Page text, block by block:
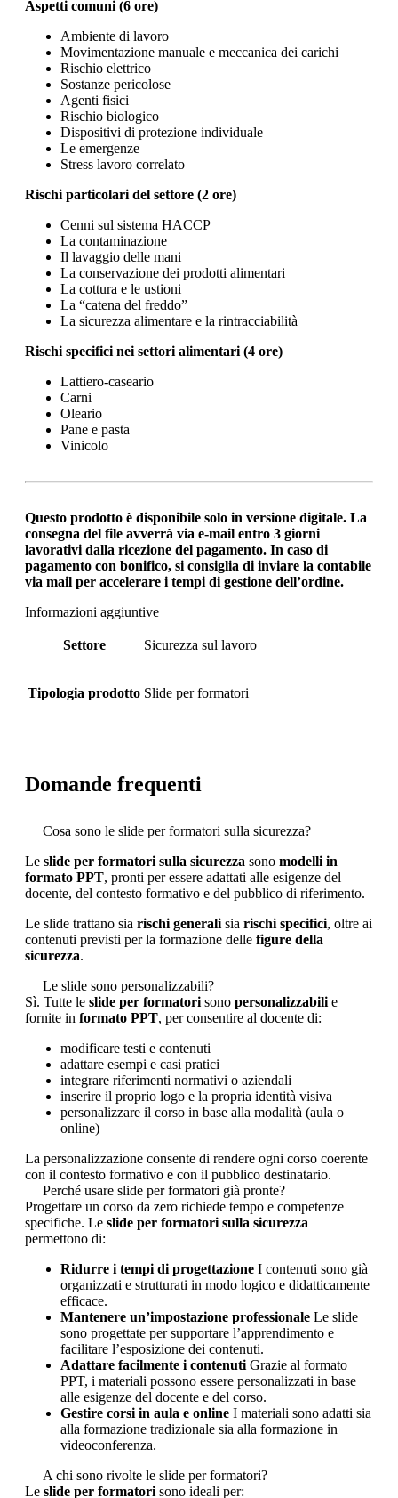
Aspetti comuni (6 ore)
Ambiente di lavoro
Movimentazione manuale e meccanica dei carichi
Rischio elettrico
Sostanze pericolose
Agenti fisici
Rischio biologico
Dispositivi di protezione individuale
Le emergenze
Stress lavoro correlato
Rischi particolari del settore (2 ore)
Cenni sul sistema HACCP
La contaminazione
Il lavaggio delle mani
La conservazione dei prodotti alimentari
La cottura e le ustioni
La “catena del freddo”
La sicurezza alimentare e la rintracciabilità
Rischi specifici nei settori alimentari (4 ore)
Lattiero-caseario
Carni
Oleario
Pane e pasta
Vinicolo
Questo prodotto è disponibile solo in versione digitale. La
consegna del file avverrà via e-mail entro 3 giorni
lavorativi dalla ricezione del pagamento. In caso di
pagamento con bonifico, si consiglia di inviare la contabile
via mail per accelerare i tempi di gestione dell’ordine.
Informazioni aggiuntive
Settore Sicurezza sul lavoro
Tipologia prodotto Slide per formatori
Domande frequenti
Cosa sono le slide per formatori sulla sicurezza?
Le slide per formatori sulla sicurezza sono modelli in
formato PPT, pronti per essere adattati alle esigenze del
docente, del contesto formativo e del pubblico di riferimento.
Le slide trattano sia rischi generali sia rischi specifici, oltre ai
contenuti previsti per la formazione delle figure della
sicurezza.
Le slide sono personalizzabili?
Sì. Tutte le slide per formatori sono personalizzabili e
fornite in formato PPT, per consentire al docente di:
modificare testi e contenuti
adattare esempi e casi pratici
integrare riferimenti normativi o aziendali
inserire il proprio logo e la propria identità visiva
personalizzare il corso in base alla modalità (aula o
online)
La personalizzazione consente di rendere ogni corso coerente
con il contesto formativo e con il pubblico destinatario.
Perché usare slide per formatori già pronte?
Progettare un corso da zero richiede tempo e competenze
specifiche. Le slide per formatori sulla sicurezza
permettono di:
Ridurre i tempi di progettazione I contenuti sono già
organizzati e strutturati in modo logico e didatticamente
efficace.
Mantenere un’impostazione professionale Le slide
sono progettate per supportare l’apprendimento e
facilitare l’esposizione dei contenuti.
Adattare facilmente i contenuti Grazie al formato
PPT, i materiali possono essere personalizzati in base
alle esigenze del docente e del corso.
Gestire corsi in aula e online I materiali sono adatti sia
alla formazione tradizionale sia alla formazione in
videoconferenza.
A chi sono rivolte le slide per formatori?
Le slide per formatori sono ideali per: